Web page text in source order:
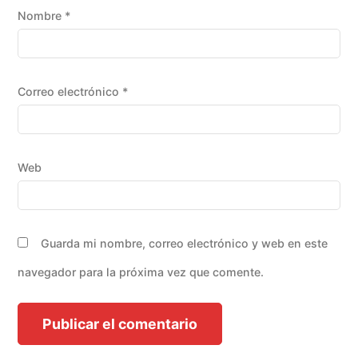
Nombre *
Correo electrónico *
Web
Guarda mi nombre, correo electrónico y web en este
navegador para la próxima vez que comente.